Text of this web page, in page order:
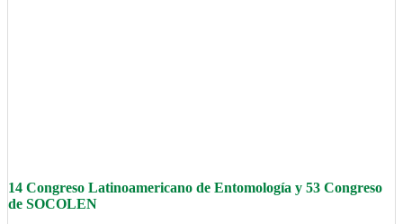
14 Congreso Latinoamericano de Entomología y 53 Congreso
de SOCOLEN